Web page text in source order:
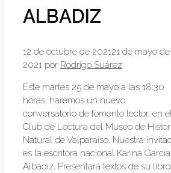
ALBADIZ
12 de octubre de 202121 de mayo de
2021 por Rodrigo Suárez
Este martes 25 de mayo a las 18:30
horas, haremos un nuevo
conversatorio de fomento lector, en
Club de Lectura del Museo de
Natural de Valparaíso. Nuestra
es la escritora nacional Karina García
Albadiz. Presentará textos de su libro